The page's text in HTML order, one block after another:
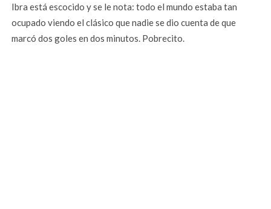
Ibra está escocido y se le nota: todo el mundo estaba tan
ocupado viendo el clásico que nadie se dio cuenta de que
marcó dos goles en dos minutos. Pobrecito.